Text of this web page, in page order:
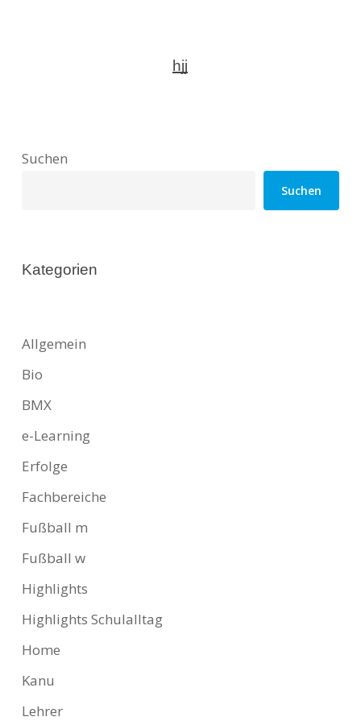
hjj
Suchen
Suchen
Kategorien
Allgemein
Bio
BMX
e-Learning
Erfolge
Fachbereiche
Fußball m
Fußball w
Highlights
Highlights Schulalltag
Home
Kanu
Lehrer